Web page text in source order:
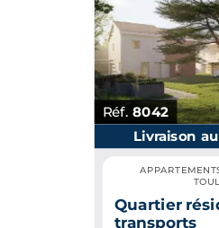
Réf. 8042
Livraison
Quartier
transports